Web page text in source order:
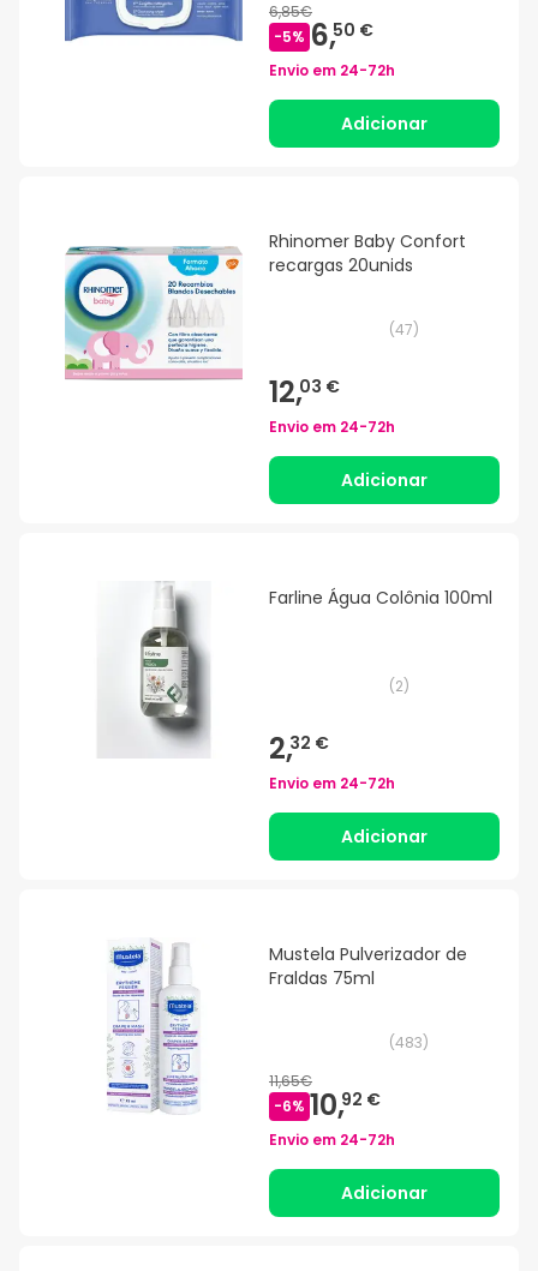
6,85€
-5% 6,50 €
Envio em 24-72h
Adicionar
Rhinomer Baby Confort
recargas 20unids
(47)
12,03 €
Envio em 24-72h
Adicionar
Farline Água Colônia 100ml
(2)
2,32 €
Envio em 24-72h
Adicionar
Mustela Pulverizador de
Fraldas 75ml
(483)
11,65€
-6% 10,92 €
Envio em 24-72h
Adicionar